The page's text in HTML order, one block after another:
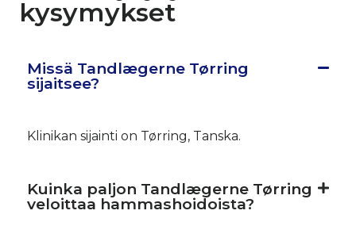
kysymykset
Missä Tandlægerne Tørring
sijaitsee?
Klinikan sijainti on Tørring, Tanska.
Kuinka paljon Tandlægerne Tørring
veloittaa hammashoidoista?